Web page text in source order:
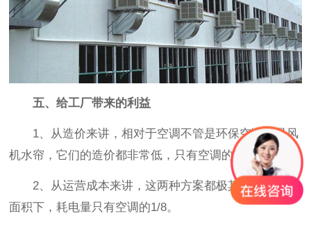
五、给工厂带来的利益
1、从造价来讲，相对于空调不管是环保空调还是风
机水帘，它们的造价都非常低，只有空调的25%-40%。
2、从运营成本来讲，这两种方案都极其省电。等同
面积下，耗电量只有空调的1/8。